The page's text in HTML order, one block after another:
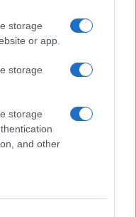
storage
or app.
storage
storage
and other